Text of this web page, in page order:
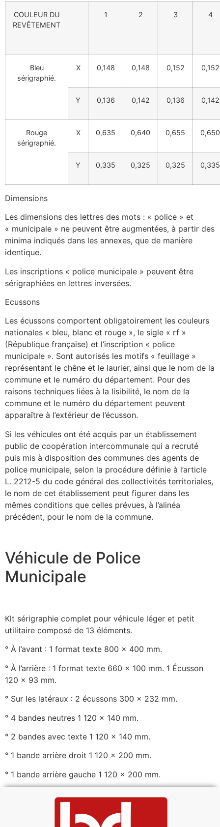
COULEUR DU
REVÊTEMENT
1 2 3 4
Bleu
sérigraphié.
X 0,148 0,148 0,152 0,152
Y 0,136 0,142 0,136 0,142
Rouge
sérigraphié.
X 0,635 0,640 0,655 0,650
Y 0,335 0,325 0,325 0,335
Dimensions
Les dimensions des lettres des mots : « police » et
« municipale » ne peuvent être augmentées, à partir des
minima indiqués dans les annexes, que de manière
identique.
Les inscriptions « police municipale » peuvent être
sérigraphiées en lettres inversées.
Ecussons
Les écussons comportent obligatoirement les couleurs
nationales « bleu, blanc et rouge », le sigle « rf »
(République française) et l’inscription « police
municipale ». Sont autorisés les motifs « feuillage »
représentant le chêne et le laurier, ainsi que le nom de la
commune et le numéro du département. Pour des
raisons techniques liées à la lisibilité, le nom de la
commune et le numéro du département peuvent
apparaître à l’extérieur de l’écusson.
Si les véhicules ont été acquis par un établissement
public de coopération intercommunale qui a recruté
puis mis à disposition des communes des agents de
police municipale, selon la procédure définie à l’article
L. 2212-5 du code général des collectivités territoriales,
le nom de cet établissement peut figurer dans les
mêmes conditions que celles prévues, à l’alinéa
précédent, pour le nom de la commune.
Véhicule de Police
Municipale
Klt sérigraphie complet pour véhicule léger et petit
utilitaire composé de 13 éléments.
° À l’avant : 1 format texte 800 x 400 mm.
° À l’arrière : 1 format texte 660 x 100 mm. 1 Écusson
120 x 93 mm.
° Sur les latéraux : 2 écussons 300 x 232 mm.
° 4 bandes neutres 1 120 x 140 mm.
° 2 bandes avec texte 1 120 x 140 mm.
° 1 bande arrière droit 1 120 x 200 mm.
° 1 bande arrière gauche 1 120 x 200 mm.